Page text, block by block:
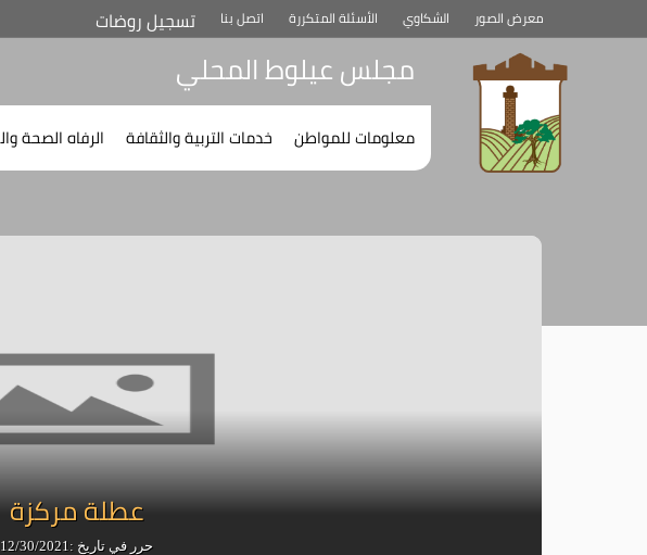
معرض الصور الشكاوي الأسئلة المتكررة اتصل بنا تسجيل روضات
مجلس عيلوط المحلي
معلومات للمواطناضغط
لسماع
القائمة
خدمات التربية والثقافةاضغط
القائمة
الرفاه الصحةاضغط
القائمة
عطلة مركزة
حرر في تاريخ :12/30/2021